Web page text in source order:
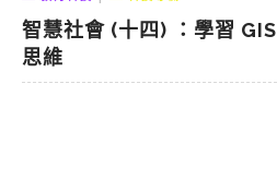
智慧社會 (十四) ：學習
思維